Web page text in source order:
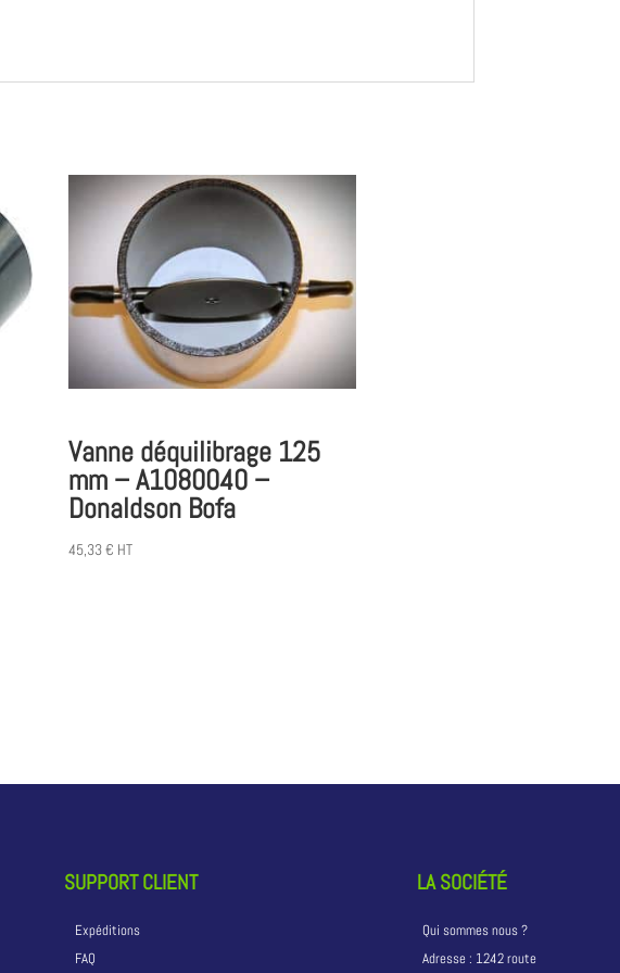
Vanne déquilibrage 125
mm – A1080040 –
Donaldson Bofa
45,33€ HT
SUPPORT CLIENT
Expéditions
FAQ
LA SOCIÉTÉ
Qui sommes nous ?
Adresse : 1242 route